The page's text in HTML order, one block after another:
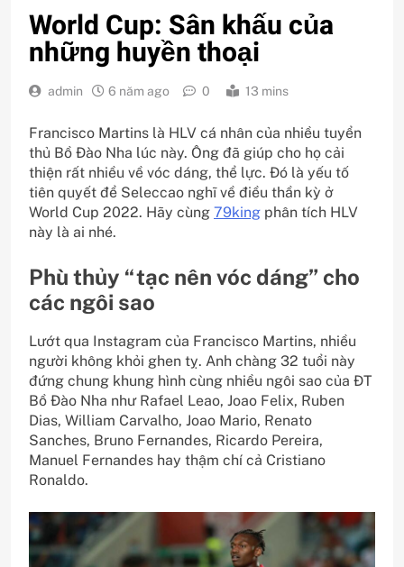
World Cup: Sân khấu của
những huyền thoại
admin 6 năm ago 0 13 mins
Francisco Martins là HLV cá nhân của nhiều tuyển
thủ Bồ Đào Nha lúc này. Ông đã giúp cho họ cải
thiện rất nhiều về vóc dáng, thể lực. Đó là yếu tố
tiên quyết để Seleccao nghĩ về điều thần kỳ ở
World Cup 2022. Hãy cùng 79king phân tích HLV
này là ai nhé.
Phù thủy “tạc nên vóc dáng” cho
các ngôi sao
Lướt qua Instagram của Francisco Martins, nhiều
người không khỏi ghen tỵ. Anh chàng 32 tuổi này
đứng chung khung hình cùng nhiều ngôi sao của ĐT
Bồ Đào Nha như Rafael Leao, Joao Felix, Ruben
Dias, William Carvalho, Joao Mario, Renato
Sanches, Bruno Fernandes, Ricardo Pereira,
Manuel Fernandes hay thậm chí cả Cristiano
Ronaldo.